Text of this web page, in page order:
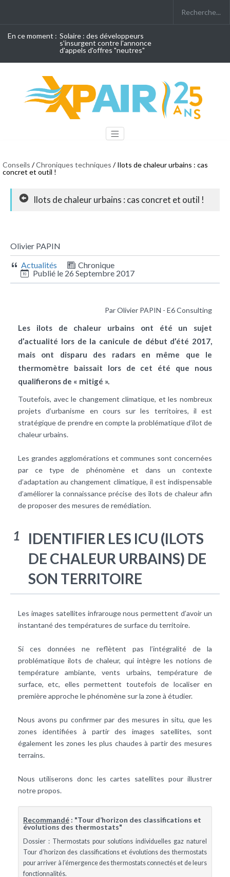
En ce moment : Solaire : des développeurs
s'insurgent contre l'annonce
d'appels d'offres "neutres"
Conseils /Chroniques techniques / Ilots de chaleur urbains : cas
concret et outil !
Ilots de chaleur urbains : cas concret et outil !
Olivier PAPIN
Actualités
Chronique
Publié le 26 Septembre 2017
Par Olivier PAPIN - E6 Consulting
Les ilots de chaleur urbains ont été un sujet
d’actualité lors de la canicule de début d’été 2017,
mais ont disparu des radars en même que le
thermomètre baissait lors de cet été que nous
qualifierons de « mitigé ».
Toutefois, avec le changement climatique, et les nombreux
projets d’urbanisme en cours sur les territoires, il est
stratégique de prendre en compte la problématique d’ilot de
chaleur urbains.
Les grandes agglomérations et communes sont concernées
par ce type de phénomène et dans un contexte
d’adaptation au changement climatique, il est indispensable
d’améliorer la connaissance précise des îlots de chaleur afin
de proposer des mesures de remédiation.
1
IDENTIFIER LES ICU (ILOTS
DE CHALEUR URBAINS) DE
SON TERRITOIRE
Les images satellites infrarouge nous permettent d’avoir un
instantané des températures de surface du territoire.
Si ces données ne reflètent pas l’intégralité de la
problématique ilots de chaleur, qui intègre les notions de
température ambiante, vents urbains, température de
surface, etc, elles permettent toutefois de localiser en
première approche le phénomène sur la zone à étudier.
Nous avons pu confirmer par des mesures in situ, que les
zones identifiées à partir des images satellites, sont
également les zones les plus chaudes à partir des mesures
terrains.
Nous utiliserons donc les cartes satellites pour illustrer
notre propos.
Recommandé : "Tour d’horizon des classifications et
évolutions des thermostats"
Dossier : Thermostats pour solutions individuelles gaz naturel
Tour d’horizon des classifications et évolutions des thermostats
pour arriver à l’émergence des thermostats connectés et de leurs
fonctionnalités.